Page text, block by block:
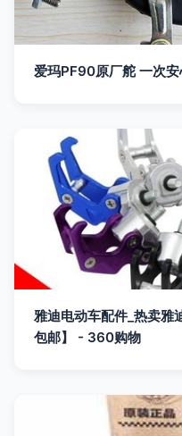
爱玛PF90原厂舵 一次
雅迪电动车配件_热卖雅
包邮】 - 360购物